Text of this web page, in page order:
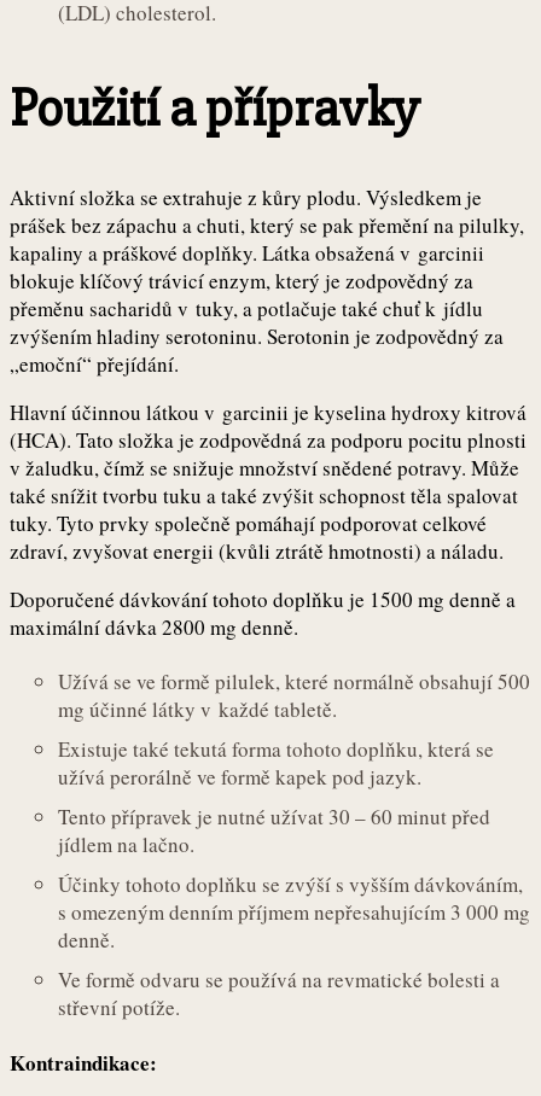
(LDL) cholesterol.
Použití a přípravky
Aktivní složka se extrahuje z kůry plodu. Výsledkem je
prášek bez zápachu a chuti, který se pak přemění na pilulky,
kapaliny a práškové doplňky. Látka obsažená v garcinii
blokuje klíčový trávicí enzym, který je zodpovědný za
přeměnu sacharidů v tuky, a potlačuje také chuť k jídlu
zvýšením hladiny serotoninu. Serotonin je zodpovědný za
„emoční“ přejídání.
Hlavní účinnou látkou v garcinii je kyselina hydroxy kitrová
(HCA). Tato složka je zodpovědná za podporu pocitu plnosti
v žaludku, čímž se snižuje množství snědené potravy. Může
také snížit tvorbu tuku a také zvýšit schopnost těla spalovat
tuky. Tyto prvky společně pomáhají podporovat celkové
zdraví, zvyšovat energii (kvůli ztrátě hmotnosti) a náladu.
Doporučené dávkování tohoto doplňku je 1500 mg denně a
maximální dávka 2800 mg denně.
Užívá se ve formě pilulek, které normálně obsahují 500
mg účinné látky v každé tabletě.
Existuje také tekutá forma tohoto doplňku, která se
užívá perorálně ve formě kapek pod jazyk.
Tento přípravek je nutné užívat 30 – 60 minut před
jídlem na lačno.
Účinky tohoto doplňku se zvýší s vyšším dávkováním,
s omezeným denním příjmem nepřesahujícím 3 000 mg
denně.
Ve formě odvaru se používá na revmatické bolesti a
střevní potíže.
Kontraindikace: